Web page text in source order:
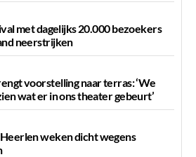
met dagelijks 20.000 bezoekers
neerstrijken
voorstelling naar terras: ‘We
wat er in ons theater gebeurt’
weken dicht wegens